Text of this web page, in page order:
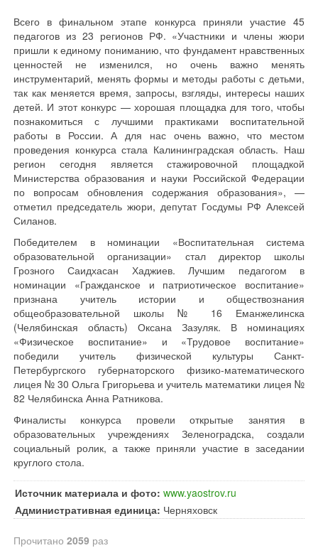
Всего в финальном этапе конкурса приняли участие 45
педагогов из 23 регионов РФ. «Участники и члены жюри
пришли к единому пониманию, что фундамент нравственных
ценностей не изменился, но очень важно менять
инструментарий, менять формы и методы работы с детьми,
так как меняется время, запросы, взгляды, интересы наших
детей. И этот конкурс — хорошая площадка для того, чтобы
познакомиться с лучшими практиками воспитательной
работы в России. А для нас очень важно, что местом
проведения конкурса стала Калининградская область. Наш
регион сегодня является стажировочной площадкой
Министерства образования и науки Российской Федерации
по вопросам обновления содержания образования», —
отметил председатель жюри, депутат Госдумы РФ Алексей
Силанов.
Победителем в номинации «Воспитательная система
образовательной организации» стал директор школы
Грозного Саидхасан Хаджиев. Лучшим педагогом в
номинации «Гражданское и патриотическое воспитание»
признана учитель истории и обществознания
общеобразовательной школы № 16 Еманжелинска
(Челябинская область) Оксана Зазуляк. В номинациях
«Физическое воспитание» и «Трудовое воспитание»
победили учитель физической культуры Санкт-
Петербургского губернаторского физико-математического
лицея № 30 Ольга Григорьева и учитель математики лицея №
82 Челябинска Анна Ратникова.
Финалисты конкурса провели открытые занятия в
образовательных учреждениях Зеленоградска, создали
социальный ролик, а также приняли участие в заседании
круглого стола.
Источник материала и фото: www.yaostrov.ru
Административная единица: Черняховск
Прочитано 2059 раз